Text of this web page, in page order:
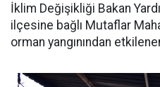
İklim Değişikliği Bakan
ilçesine bağlı Mutaflar
orman yangınından